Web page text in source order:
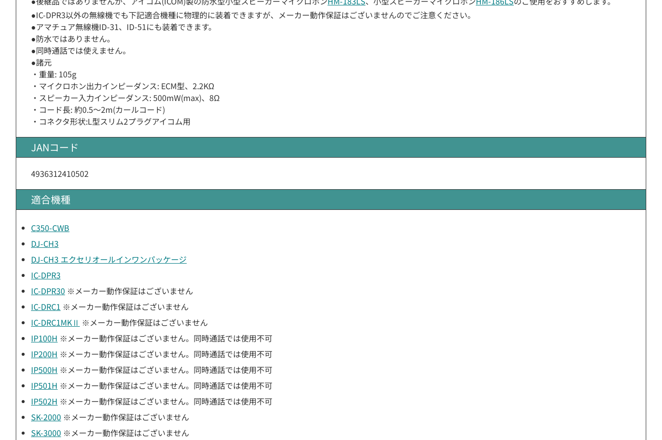
●IC-DPR3以外の無線機でも下記適合機種に物理的に装着できますが、メーカー動作保証はございませんのでご注意ください。
●アマチュア無線機ID-31、ID-51にも装着できます。
●防水ではありません。
●同時通話では使えません。
●諸元
・重量: 105g
・マイクロホン出力インピーダンス: ECM型、2.2KΩ
・スピーカー入力インピーダンス: 500mW(max)、8Ω
・コード長: 約0.5〜2m(カールコード)
・コネクタ形状:L型スリム2プラグアイコム用
JANコード
4936312410502
適合機種
C350-CWB
DJ-CH3
DJ-CH3 エクセリオールインワンパッケージ
IC-DPR3
IC-DPR30 ※メーカー動作保証はございません
IC-DRC1 ※メーカー動作保証はございません
IC-DRC1MKⅡ ※メーカー動作保証はございません
IP100H ※メーカー動作保証はございません。同時通話では使用不可
IP200H ※メーカー動作保証はございません。同時通話では使用不可
IP500H ※メーカー動作保証はございません。同時通話では使用不可
IP501H ※メーカー動作保証はございません。同時通話では使用不可
IP502H ※メーカー動作保証はございません。同時通話では使用不可
SK-2000 ※メーカー動作保証はございません
SK-3000 ※メーカー動作保証はございません